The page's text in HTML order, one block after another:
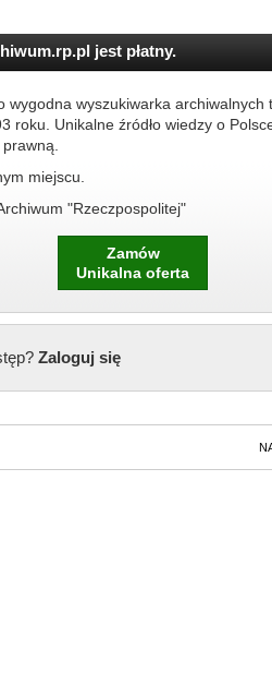
jest płatny.
wygodna wyszukiwarka archiwalnych
roku. Unikalne źródło wiedzy o
miejscu.
"Rzeczpospolitej"
Zamów
Unikalna oferta
Zaloguj się